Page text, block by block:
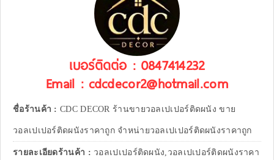
เบอร์ติดต่อ : 0847414232
Email : cdcdecor2@hotmail.com
ชื่อร้านค้า : CDC DECOR ร้านขายวอลเปเปอร์ติดผนัง ขาย
วอลเปเปอร์ติดผนังราคาถูก จำหน่ายวอลเปเปอร์ติดผนังราคาถูก
รายละเอียดร้านค้า : วอลเปเปอร์ติดผนัง,วอลเปเปอร์ติดผนังราคา